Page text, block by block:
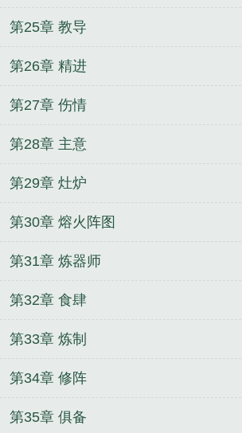
第25章 教导
第26章 精进
第27章 伤情
第28章 主意
第29章 灶炉
第30章 熔火阵图
第31章 炼器师
第32章 食肆
第33章 炼制
第34章 修阵
第35章 俱备